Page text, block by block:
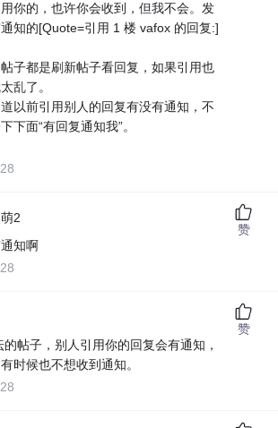
你的，也许你会收到，但我不会。发
知的[Quote=引用 1 楼 vafox 的回复:]
子都是刷新帖子看回复，如果引用也
乱了。
以前引用别人的回复有没有通知，不
下面“有回复通知我”。
2
知啊
赞
帖子，别人引用你的回复会有通知，
时候也不想收到通知。
赞